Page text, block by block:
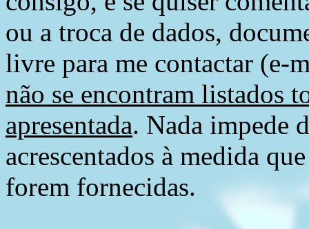
ou a troca de dados,
livre para me contactar (e-
não se encontram listados
apresentada. Nada impede
acrescentados à medida
forem fornecidas.